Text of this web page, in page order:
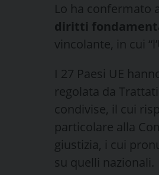
Lo ha confermato
diritti
vincolante, in cui
I 27 Paesi UE
regolata da
condivise, il cui
particolare alla
giustizia, i cui
su quelli nazionali.